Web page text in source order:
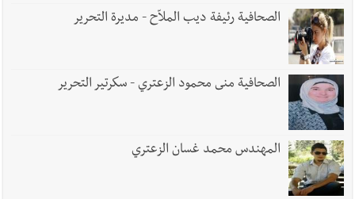
الصحافية رئيفة ديب الملاّح - مديرة التحرير
الصحافية منى محمود الزعتري - سكرتير التحرير
المهندس محمد غسان الزعتري